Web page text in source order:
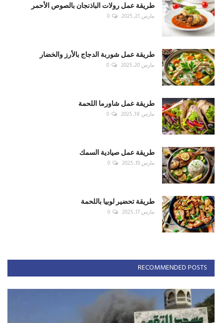
طريقة عمل رولات الباذنجان بالصوص الأحمر
مارس 21, 2025 0
طريقة عمل شوربة الدجاج بالأرز والخضار
مارس 20, 2025 0
طريقة عمل شاورما اللحمة
مارس 18, 2025 0
طريقة عمل صيادية السمك
مارس 19, 2025 0
طريقة تحضير لوبيا باللحمة
مارس 17, 2025 0
RECOMMENDED POSTS